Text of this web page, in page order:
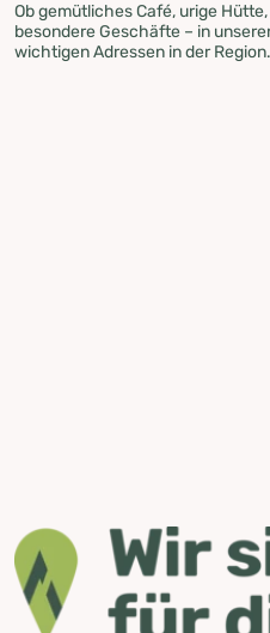
Ob gemütliches Café, urige
besondere Geschäfte – in
wichtigen Adressen in der Region.